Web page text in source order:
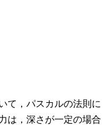
て，パスカルの法則に
は，深さが一定の場合